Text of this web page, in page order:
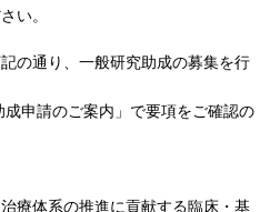
い。
の通り、一般研究助成の募集を行
成申請のご案内」で要項をご確認の
療体系の推進に貢献する臨床・基